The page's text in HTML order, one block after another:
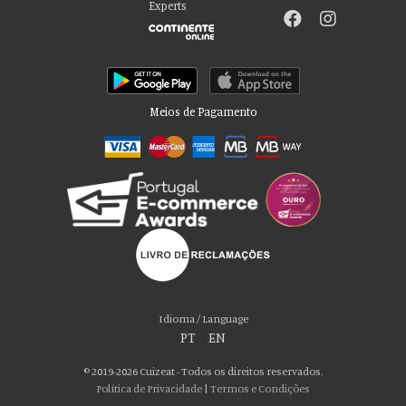
Experts
Meios de Pagamento
Idioma / Language
PT EN
© 2019-2026 Cuizeat - Todos os direitos reservados.
Política de Privacidade | Termos e Condições
Por favor aceite as nossas deliciosas
Usamos cookies para personalizar conteúdo e anúncios, fornecer recursos
de mídia social e analisar nosso tráfego. Também compartilhamos
social, publicidade e análise, que podem combiná-lo com outras informações
que você forneceu a eles ou que coletaram do uso de seus serviços. Você